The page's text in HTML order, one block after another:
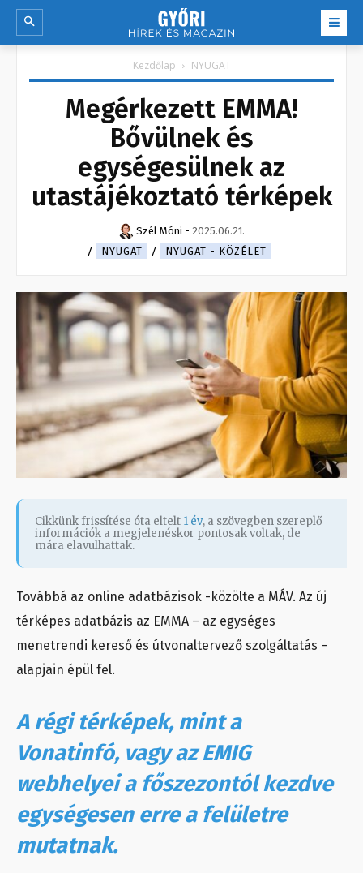
Kezdőlap NYUGAT
Megérkezett EMMA!
Bővülnek és
egységesülnek az
utastájékoztató térképek
Szél Móni - 2025.06.21.
NYUGAT
NYUGAT - KÖZÉLET
Cikkünk frissítése óta eltelt 1 év, a szövegben szereplő
információk a megjelenéskor pontosak voltak, de
mára elavulhattak.
Továbbá az online adatbázisok -közölte a MÁV. Az új
térképes adatbázis az EMMA – az egységes
menetrendi kereső és útvonaltervező szolgáltatás –
alapjain épül fel.
A régi térképek, mint a
Vonatinfó, vagy az EMIG
webhelyei a főszezontól kezdve
egységesen erre a felületre
mutatnak.